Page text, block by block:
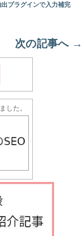
プラグインで入力補完
次の記事へ →
した。